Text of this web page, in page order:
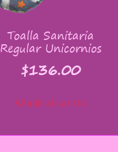
Toalla Sanitaria
Regular Unicornios
$136.00
Añadir al carrito